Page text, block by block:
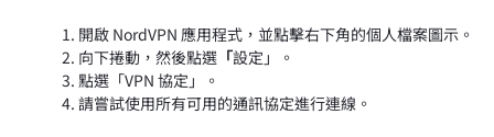
開啟 NordVPN 應用程式，並點擊右下角的個人檔案圖示。
向下捲動，然後點選 「設定」。
點選「VPN 協定」。
請嘗試使用所有可用的通訊協定進行連線。